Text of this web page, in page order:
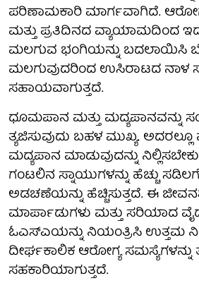
ಪರಿಣಾಮಕಾರಿ ಮಾರ್ಗವಾಗಿದೆ.
ಮತ್ತು ಪ್ರತಿದಿನದ ವ್ಯಾಯಾಮದಿಂದ
ಮಲಗುವ ಭಂಗಿಯನ್ನು ಬದಲಾಯಿಸಿ
ಮಲಗುವುದರಿಂದ ಉಸಿರಾಟದ ನಾಳ
ಸಹಾಯವಾಗುತ್ತದೆ.
ಧೂಮಪಾನ ಮತ್ತು ಮದ್ಯಪಾನವನ್ನು
ತ್ಯಜಿಸುವುದು ಬಹಳ ಮುಖ್ಯ.
ಮದ್ಯಪಾನ ಮಾಡುವುದನ್ನು
ಗಂಟಲಿನ ಸ್ನಾಯುಗಳನ್ನು ಹೆಚ್ಚು
ಅಡಚಣೆಯನ್ನು ಹೆಚ್ಚಿಸುತ್ತದೆ. ಈ
ಮಾರ್ಪಾಡುಗಳು ಮತ್ತು ಸರಿಯಾದ
ಓಎಸ್ಎಯನ್ನು ನಿಯಂತ್ರಿಸಿ ಉತ್ತಮ
ದೀರ್ಘಕಾಲಿಕ ಆರೋಗ್ಯ ಸಮಸ್ಯೆಗಳನ್ನು
ಸಹಕಾರಿಯಾಗುತ್ತದೆ.